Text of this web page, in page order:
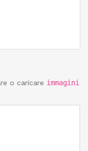
o caricare immagini